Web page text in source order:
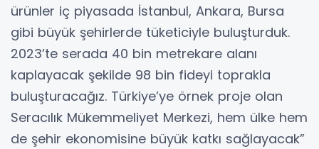
ürünler iç piyasada İstanbul, Ankara, Bursa
gibi büyük şehirlerde tüketiciyle buluşturduk.
2023’te serada 40 bin metrekare alanı
kaplayacak şekilde 98 bin fideyi toprakla
buluşturacağız. Türkiye’ye örnek proje olan
Seracılık Mükemmeliyet Merkezi, hem ülke hem
de şehir ekonomisine büyük katkı sağlayacak”